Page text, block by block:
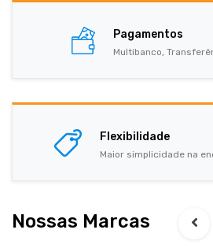
Pagamentos
Multibanco,
Flexibilidade
Maior simplicidade na
Nossas Marcas